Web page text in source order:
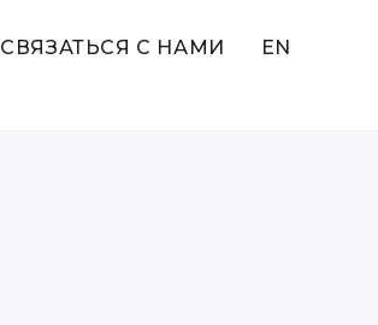
СВЯЗАТЬСЯ С НАМИ EN